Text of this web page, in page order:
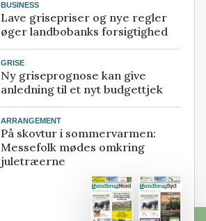
BUSINESS
Lave grisepriser og nye regler
øger landbobanks forsigtighed
GRISE
Ny griseprognose kan give
anledning til et nyt budgettjek
ARRANGEMENT
På skovtur i sommervarmen:
Messefolk mødes omkring
juletræerne